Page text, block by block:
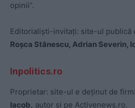
opinii”.
Editorialiști-invitați: site-ul publică
Roșca Stănescu, Adrian Severin,
Inpolitics.ro
Proprietar: site-ul e deținut de
Iacob, autor și pe Activenews.ro.